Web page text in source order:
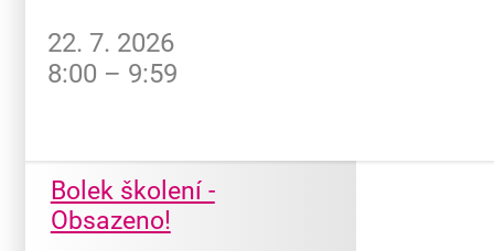
22. 7. 2026
8:00 – 9:59
Bolek školení -
Obsazeno!